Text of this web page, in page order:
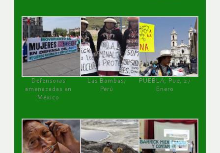
Defensoras
amenazadas en
México
Las Bambas,
Perú
PUEBLA, Pue, 27
Enero